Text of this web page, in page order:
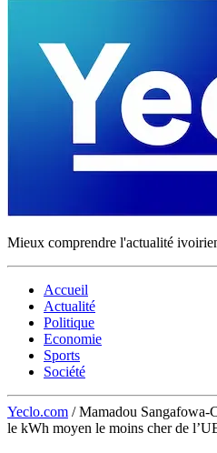
Mieux comprendre l'actualité
Accueil
Actualité
Politique
Economie
Sports
Société
Yeclo.com / Mamadou Sangafowa-
le kWh moyen le moins cher de